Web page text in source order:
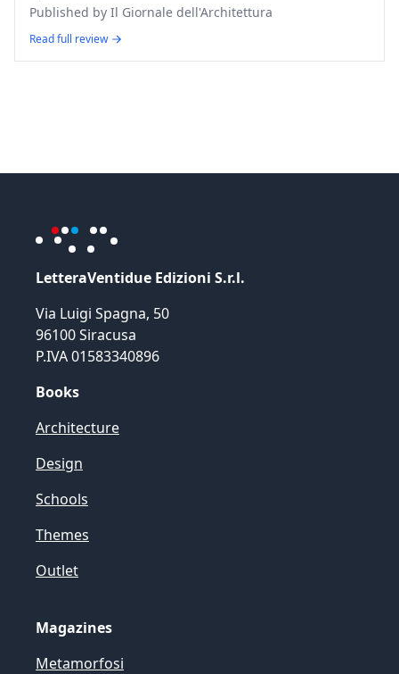
Published by Il Giornale dell'Architettura
Read full review
LetteraVentidue Edizioni S.r.l.
Via Luigi Spagna, 50
96100 Siracusa
P.IVA 01583340896
Books
Architecture
Design
Schools
Themes
Outlet
Magazines
Metamorfosi